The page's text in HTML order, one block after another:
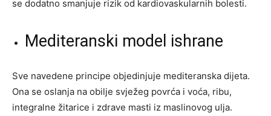
se dodatno smanjuje rizik od kardiovaskularnih bolesti.
Mediteranski model ishrane
Sve navedene principe objedinjuje mediteranska dijeta.
Ona se oslanja na obilje svježeg povrća i voća, ribu,
integralne žitarice i zdrave masti iz maslinovog ulja.